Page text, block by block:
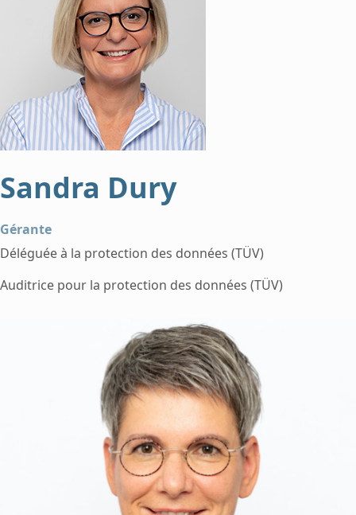
Sandra Dury
Gérante
Déléguée à la protection des données (TÜV)
Auditrice pour la protection des données (TÜV)